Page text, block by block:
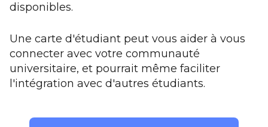
disponibles.
Une carte d'étudiant peut vous aider à vous
connecter avec votre communauté
universitaire, et pourrait même faciliter
l'intégration avec d'autres étudiants.